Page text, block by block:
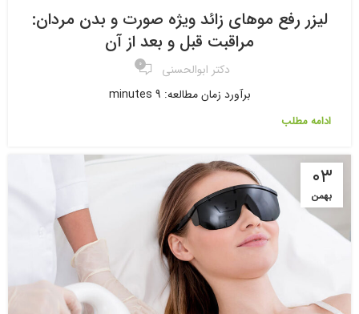
لیزر رفع موهای زائد ویژه صورت و بدن مردان:
مراقبت قبل و بعد از آن
دکتر ابوالحسنی ۰
برآورد زمان مطالعه: 9 minutes
ادامه مطلب
۰۳
بهمن